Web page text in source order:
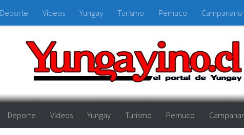
Deporte Videos Yungay Turismo Pemuco Campanario
Deporte Videos Yungay Turismo Pemuco